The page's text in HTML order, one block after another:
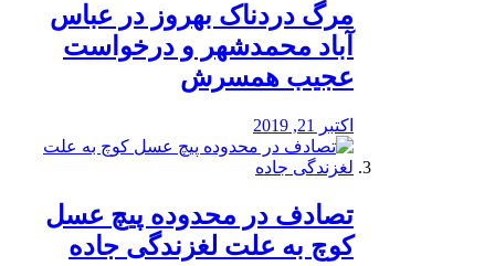
مرگ دردناک بهروز در عباس
آباد محمدشهر و درخواست
عجیب همسرش
اکتبر 21, 2019
تصادف در محدوده پیچ عسل
کوچ به علت لغزندگی جاده